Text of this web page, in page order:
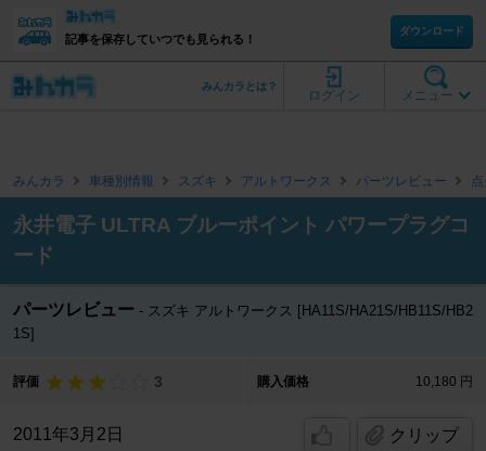
記事を保存していつでも見られる！
ダウンロード
メニュー
ログイン
みんカラとは？
みんカラ 車種別情報 スズキ アルトワークス パーツレビュー
永井電子 ULTRA ブルーポイント パワープラグコ
ード
パーツレビュー
スズキ アルトワークス [HA11S/HA21S/HB11S/HB2
1S]
評価 3 購入価格 10,180 円
2011年3月2日 クリップ